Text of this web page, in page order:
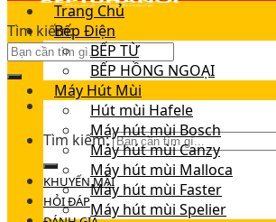
Tìm kiếm:
Tìm kiếm:
KHUYẾN MÃI
HỎI ĐÁP
Trang Chủ
Bếp Điện
BẾP TỪ
BẾP HỒNG NGOẠI
Máy Hút Mùi
Hút mùi Hafele
Máy hút mùi Bosch
Máy hút mùi Canzy
Máy hút mùi Malloca
Máy hút mùi Faster
Máy hút mùi Spelier